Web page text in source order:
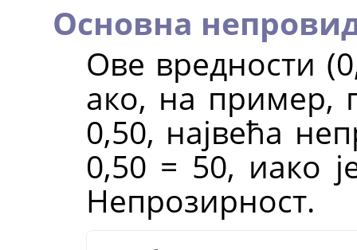
Основна
Ове вредности
ако, на пример,
0,50, највећа
0,50 = 50, иако
Непрозирност.